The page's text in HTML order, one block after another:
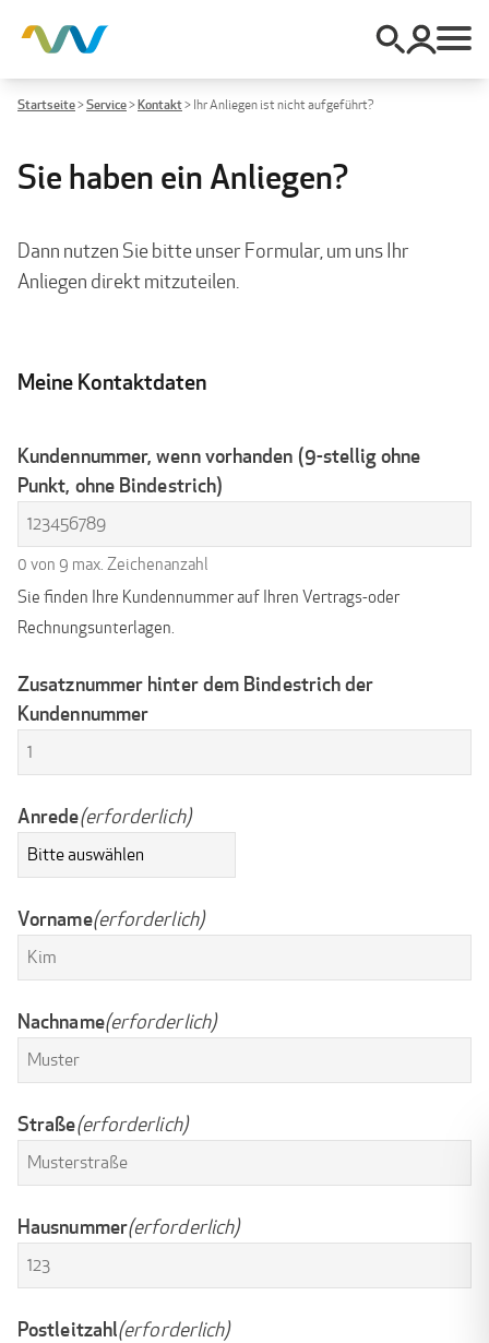
Startseite>Service>Kontakt> Ihr Anliegen ist nicht aufgeführt?
Sie haben ein Anliegen?
Dann nutzen Sie bitte unser Formular, um uns Ihr
Anliegen direkt mitzuteilen.
Meine Kontaktdaten
Kundennummer, wenn vorhanden (9-stellig ohne
Punkt, ohne Bindestrich)
0 von 9 max. Zeichenanzahl
Sie finden Ihre Kundennummer auf Ihren Vertrags-oder
Rechnungsunterlagen.
Zusatznummer hinter dem Bindestrich der
Kundennummer
Anrede(erforderlich)
Vorname(erforderlich)
Nachname(erforderlich)
Straße(erforderlich)
Hausnummer(erforderlich)
Postleitzahl(erforderlich)